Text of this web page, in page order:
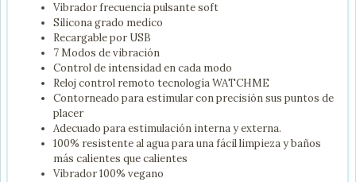
Vibrador frecuencia pulsante soft
Silicona grado medico
Recargable por USB
7 Modos de vibración
Control de intensidad en cada modo
Reloj control remoto tecnología WATCHME
Contorneado para estimular con precisión sus puntos de
placer
Adecuado para estimulación interna y externa.
100% resistente al agua para una fácil limpieza y baños
más calientes que calientes
Vibrador 100% vegano